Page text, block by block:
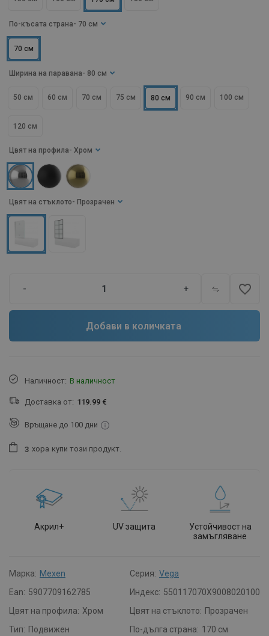
По-късата страна - 70 см
70 см
Цвят на стъклото - Прозрачен
Цвят на профила - Хром
Ширина на паравана - 80 см
50 см 60 см 70 см 75 см 80 см 90 см 100 см
120 см
- + favorite_border
Добави в количката
Наличност: В наличност
Доставка от: 119.99 €
Връщане до 100 дни
3 хора купи този продукт.
Акрил+ UV защита
Устойчивост на
замъгляване
Марка: Mexen Серия: Vega
Ean: 5907709162785 Индекс: 550117070X9008020100
Цвят на профила: Хром Цвят на стъклото: Прозрачен
Тип: Подвижен По-дълга страна: 170 см